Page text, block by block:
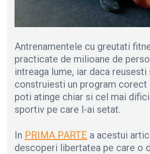
Antrenamentele cu greutati
practicate de milioane de
intreaga lume, iar daca reusesti
construiesti un program corect
poti atinge chiar si cel mai
sportiv pe care l-ai setat.
In PRIMA PARTE a acestui
descoperi libertatea pe care o